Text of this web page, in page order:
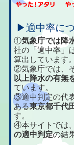
▶適中率に
①気象庁では降
社の「適中率」
算出しています。
②気象庁では、
以上降水の有無
ています。
③適中判定の代
ある東京都千代
す。
④本サイトでは
の適中判定の結